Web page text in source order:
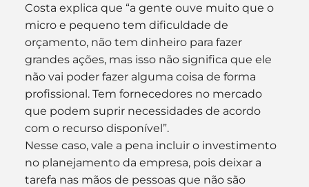
Costa explica que “a gente ouve muito que o
micro e pequeno tem dificuldade de
orçamento, não tem dinheiro para fazer
grandes ações, mas isso não significa que ele
não vai poder fazer alguma coisa de forma
profissional. Tem fornecedores no mercado
que podem suprir necessidades de acordo
com o recurso disponível”.
Nesse caso, vale a pena incluir o investimento
no planejamento da empresa, pois deixar a
tarefa nas mãos de pessoas que não são